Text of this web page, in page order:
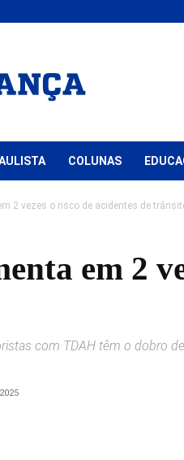
COLUNAS
2 vezes o risco de acidentes de
em 2
com TDAH têm o dobro